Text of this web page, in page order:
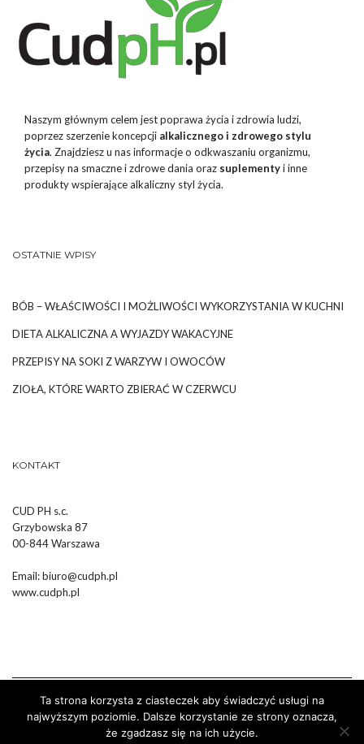
Naszym głównym celem jest poprawa życia i zdrowia ludzi,
poprzez szerzenie koncepcji alkalicznego i zdrowego stylu
życia. Znajdziesz u nas informacje o odkwaszaniu organizmu,
przepisy na smaczne i zdrowe dania oraz suplementyi inne
produkty wspierające alkaliczny styl życia.
OSTATNIE WPISY
BÓB – WŁAŚCIWOŚCI I MOŻLIWOŚCI WYKORZYSTANIA W KUCHNI
DIETA ALKALICZNA A WYJAZDY WAKACYJNE
PRZEPISY NA SOKI Z WARZYW I OWOCÓW
ZIOŁA, KTÓRE WARTO ZBIERAĆ W CZERWCU
KONTAKT
CUD PH s.c.
Grzybowska 87
00-844 Warszawa
Email:biuro@cudph.pl
www.cudph.pl
Wykonanie :Strony Internetowe Białystok Dr Pixel
Ta strona korzysta z ciasteczek aby świadczyć usługi na
najwyższym poziomie. Dalsze korzystanie ze strony oznacza,
że zgadzasz się na ich użycie.